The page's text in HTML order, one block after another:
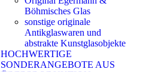
Böhmisches Glas
sonstige originale
Antikglaswaren und
abstrakte Kunstglasobjekte
HOCHWERTIGE
SONDERANGEBOTE AUS